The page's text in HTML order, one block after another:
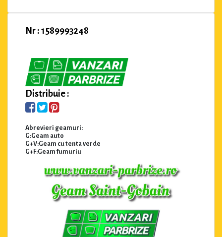
Nr : 1589993248
Distribuie :
Abrevieri geamuri:
G:Geam auto
G+V:Geam cu tenta verde
G+F:Geam fumuriu